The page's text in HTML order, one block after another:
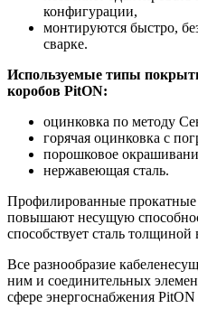
конфигурации,
монтируются быстро,
сварке.
Используемые типы
коробов PitON:
оцинковка по методу
горячая оцинковка с
порошковое
нержавеющая сталь.
Профилированные прокатные
повышают несущую
способствует сталь
Все разнообразие
ним и соединительных
сфере энергоснабжения PitON